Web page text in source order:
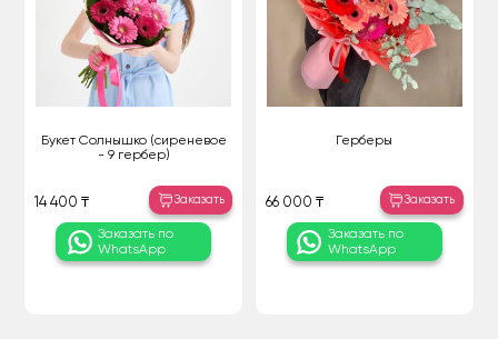
Букет Солнышко (сиреневое
- 9 гербер)
14 400 ₸ Заказать
Заказать по
WhatsApp
Герберы
66 000 ₸ Заказать
Заказать по
WhatsApp